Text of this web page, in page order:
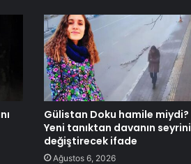
Gülistan Doku hamile miydi?
Yeni tanıktan davanın seyrini
değiştirecek ifade
Ağustos 6, 2026